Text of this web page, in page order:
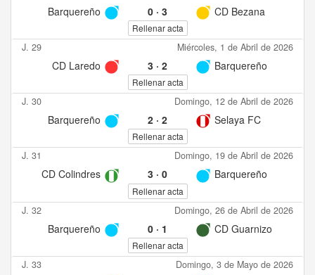
Barquereño 0· 3 CD Bezana
Rellenar acta
J. 29 Miércoles, 1 de Abril de 2026
CD Laredo 3· 2 Barquereño
Rellenar acta
J. 30 Domingo, 12 de Abril de 2026
Barquereño 2· 2 Selaya FC
Rellenar acta
J. 31 Domingo, 19 de Abril de 2026
CD Colindres 3· 0 Barquereño
Rellenar acta
J. 32 Domingo, 26 de Abril de 2026
Barquereño 0· 1 CD Guarnizo
Rellenar acta
J. 33 Domingo, 3 de Mayo de 2026